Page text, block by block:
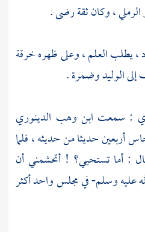
، وكان ثقة رضى .
، يطلب العلم ، وعلى ظهره خرقة
إلىالوليدوضمرة.
: سمعت ابن وهب الدينوري
أربعين حديثا من حديثه ، فلما
: أما تستحيي؟ ! أتحشمني أن
عليه وسلم- في مجلس واحد أكثر